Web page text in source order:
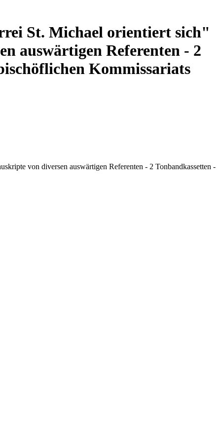
St. Michael orientiert sich"
auswärtigen Referenten - 2
Kommissariats
von diversen auswärtigen Referenten - 2 Tonbandkassetten -